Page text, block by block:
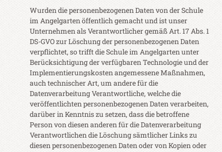
Wurden die personenbezogenen Daten von der Schule
im Angelgarten öffentlich gemacht und ist unser
Unternehmen als Verantwortlicher gemäß Art. 17 Abs. 1
DS-GVO zur Löschung der personenbezogenen Daten
verpflichtet, so trifft die Schule im Angelgarten unter
Berücksichtigung der verfügbaren Technologie und der
Implementierungskosten angemessene Maßnahmen,
auch technischer Art, um andere für die
Datenverarbeitung Verantwortliche, welche die
veröffentlichten personenbezogenen Daten verarbeiten,
darüber in Kenntnis zu setzen, dass die betroffene
Person von diesen anderen für die Datenverarbeitung
Verantwortlichen die Löschung sämtlicher Links zu
diesen personenbezogenen Daten oder von Kopien oder